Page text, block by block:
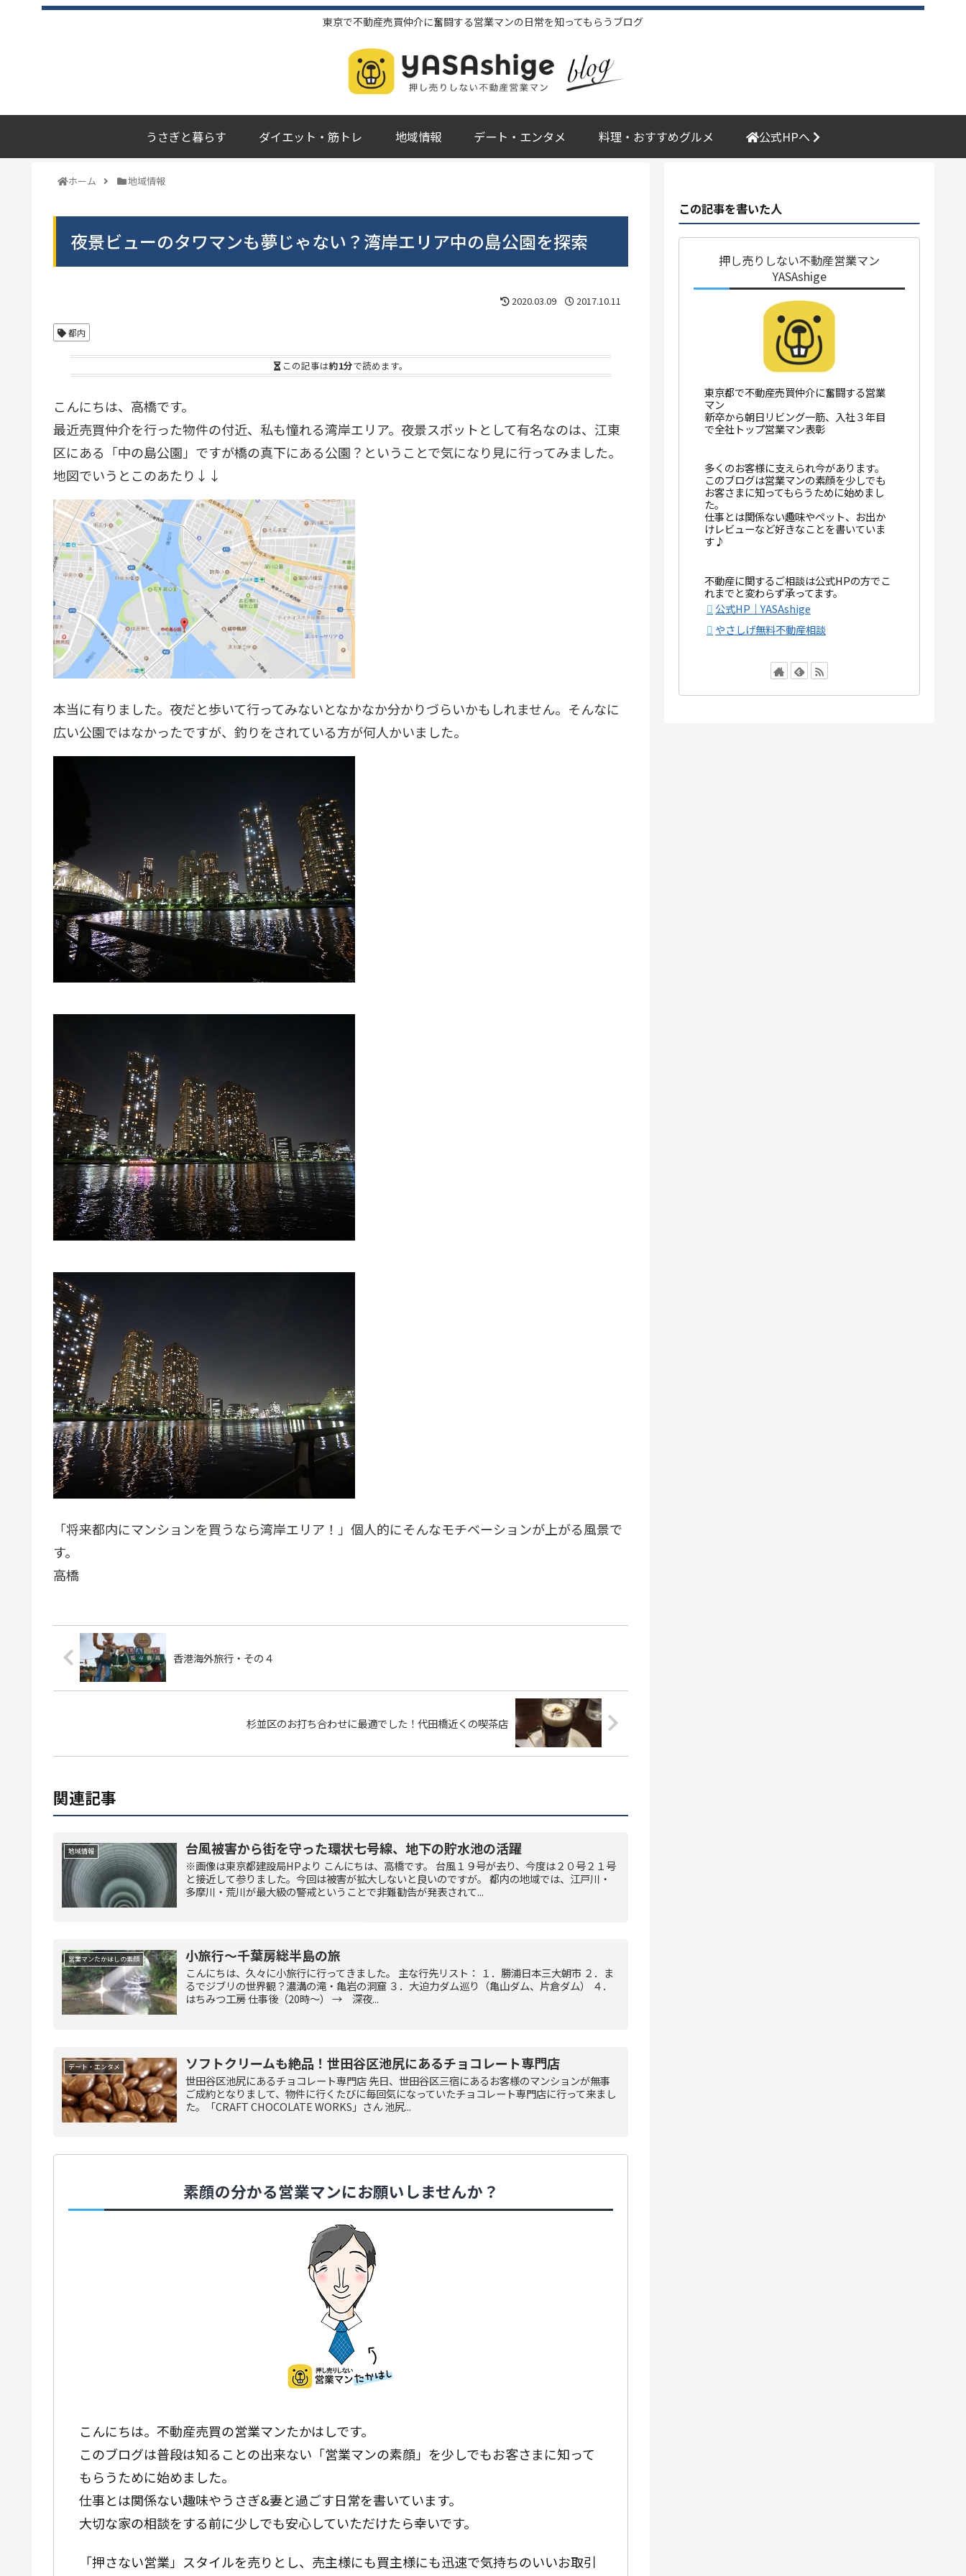
東京で不動産売買仲介に奮闘する営業マンの日常を知ってもらうブログ
うさぎと暮らす ダイエット・筋トレ 地域情報 デート・エンタメ 料理・おすすめグルメ 公式HPへ
ホーム 地域情報
夜景ビューのタワマンも夢じゃない？湾岸エリア中の島公園を探索
2020.03.09 2017.10.11
都内
この記事は約1分で読めます。
こんにちは、高橋です。
最近売買仲介を行った物件の付近、私も憧れる湾岸エリア。夜景スポットとして有名なのは、江東
区にある「中の島公園」ですが橋の真下にある公園？ということで気になり見に行ってみました。
地図でいうとこのあたり↓↓
本当に有りました。夜だと歩いて行ってみないとなかなか分かりづらいかもしれません。そんなに
広い公園ではなかったですが、釣りをされている方が何人かいました。
「将来都内にマンションを買うなら湾岸エリア！」個人的にそんなモチベーションが上がる風景で
す。
高橋
香港海外旅行・その４
杉並区のお打ち合わせに最適でした！代田橋近くの喫茶店
関連記事
地域情報 台風被害から街を守った環状七号線、地下の貯水池の活躍
※画像は東京都建設局HPより こんにちは、高橋です。 台風１９号が去り、今度は２０号２１号
と接近して参りました。今回は被害が拡大しないと良いのですが。 都内の地域では、江戸川・
多摩川・荒川が最大級の警戒ということで非難勧告が発表されて...
営業マンたかはしの素顔 小旅行～千葉房総半島の旅
こんにちは、久々に小旅行に行ってきました。 主な行先リスト： １．勝浦日本三大朝市 ２．ま
るでジブリの世界観？濃溝の滝・亀岩の洞窟 ３．大迫力ダム巡り（亀山ダム、片倉ダム） ４．
はちみつ工房 仕事後（20時～） → 深夜...
デート・エンタメ ソフトクリームも絶品！世田谷区池尻にあるチョコレート専門店
世田谷区池尻にあるチョコレート専門店 先日、世田谷区三宿にあるお客様のマンションが無事
ご成約となりまして、物件に行くたびに毎回気になっていたチョコレート専門店に行って来まし
た。「CRAFT CHOCOLATE WORKS」さん 池尻...
素顔の分かる営業マンにお願いしませんか？
こんにちは。不動産売買の営業マンたかはしです。
このブログは普段は知ることの出来ない「営業マンの素顔」を少しでもお客さまに知って
もらうために始めました。
仕事とは関係ない趣味やうさぎ&妻と過ごす日常を書いています。
大切な家の相談をする前に少しでも安心していただけたら幸いです。
「押さない営業」スタイルを売りとし、売主様にも買主様にも迅速で気持ちのいいお取引
この記事を書いた人
押し売りしない不動産営業マン
YASAshige
東京都で不動産売買仲介に奮闘する営業
マン
新卒から朝日リビング一筋、入社３年目
で全社トップ営業マン表彰
多くのお客様に支えられ今があります。
このブログは営業マンの素顔を少しでも
お客さまに知ってもらうために始めまし
た。
仕事とは関係ない趣味やペット、お出か
けレビューなど好きなことを書いていま
す♪
不動産に関するご相談は公式HPの方でこ
れまでと変わらず承ってます。
公式HP｜YASAshige
やさしげ無料不動産相談